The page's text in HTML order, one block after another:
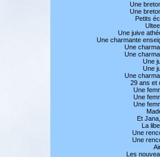
Une
Une
Petits
Une juive
Une charmante
Une
Une
Une
Une
Une
29 ans et
Une
Une
Une
Et
La
Une
Une
Les